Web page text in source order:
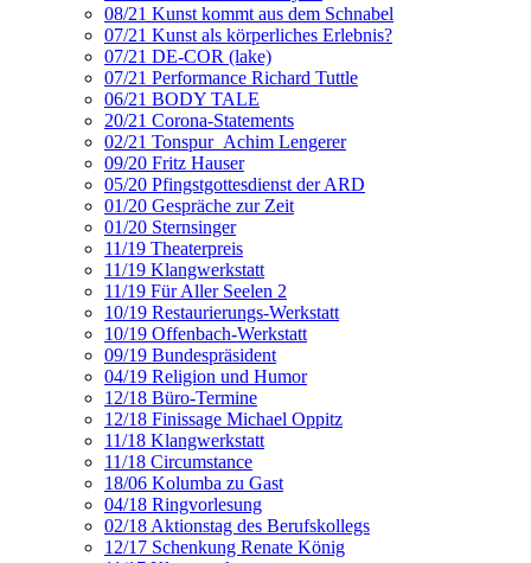
08/21 Kunst kommt aus dem Schnabel
07/21 Kunst als körperliches Erlebnis?
07/21 DE-COR (lake)
07/21 Performance Richard Tuttle
06/21 BODY TALE
20/21 Corona-Statements
02/21 Tonspur_Achim Lengerer
09/20 Fritz Hauser
05/20 Pfingstgottesdienst der ARD
01/20 Gespräche zur Zeit
01/20 Sternsinger
11/19 Theaterpreis
11/19 Klangwerkstatt
11/19 Für Aller Seelen 2
10/19 Restaurierungs-Werkstatt
10/19 Offenbach-Werkstatt
09/19 Bundespräsident
04/19 Religion und Humor
12/18 Büro-Termine
12/18 Finissage Michael Oppitz
11/18 Klangwerkstatt
11/18 Circumstance
18/06 Kolumba zu Gast
04/18 Ringvorlesung
02/18 Aktionstag des Berufskollegs
12/17 Schenkung Renate König